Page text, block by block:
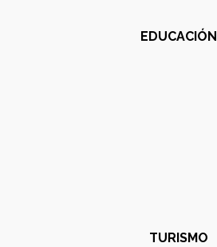
EDUCACIÓN
TURISMO